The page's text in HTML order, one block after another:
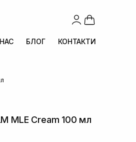
БЛОГ КОНТАКТИ
MLE Cream 100 мл